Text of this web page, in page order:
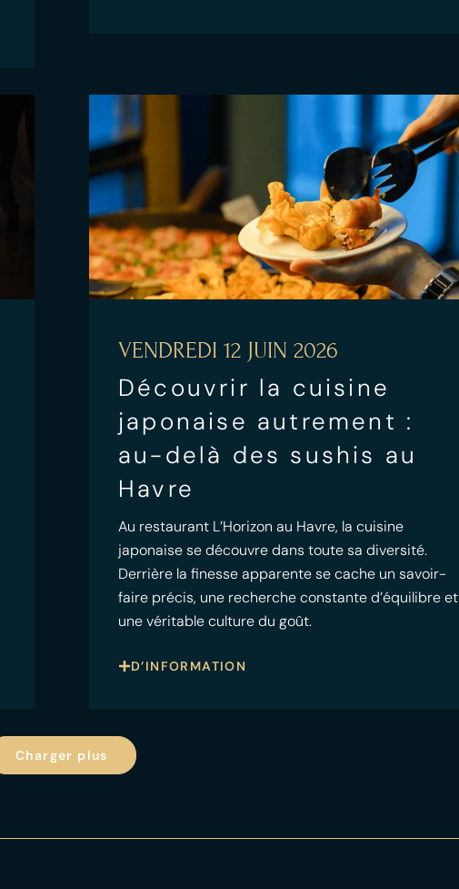
VENDREDI 12 JUIN 2026
Découvrir la cuisine
japonaise autrement :
au-delà des sushis au
Havre
Au restaurant L’Horizon au Havre, la cuisine
japonaise se découvre dans toute sa diversité.
Derrière la finesse apparente se cache un savoir-
faire précis, une recherche constante d’équilibre et
une véritable culture du goût.
D’INFORMATION
Charger plus